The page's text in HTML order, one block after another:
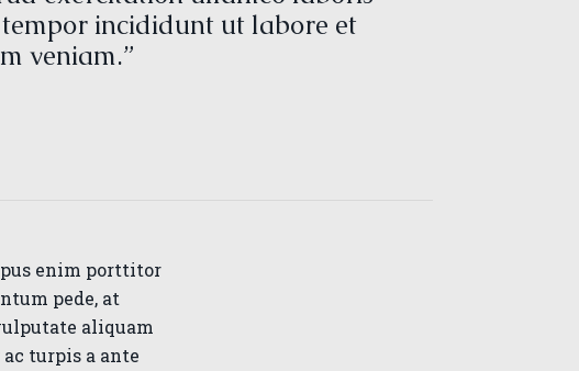
incididunt ut labore et
veniam.”
enim porttitor
pede, at
aliquam
turpis a ante